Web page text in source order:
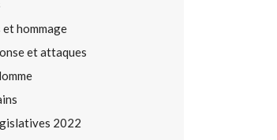
hommage
et attaques
2022